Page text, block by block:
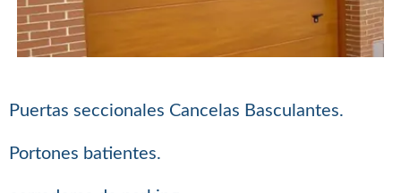
Puertas seccionales Cancelas Basculantes.
Portones batientes.